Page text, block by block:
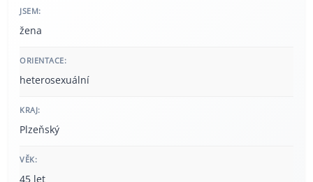
JSEM:
žena
ORIENTACE:
heterosexuální
KRAJ:
Plzeňský
VĚK:
45 let